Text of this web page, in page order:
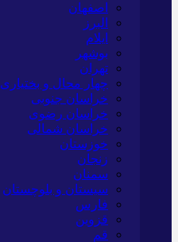
اصفهان
البرز
ایلام
بوشهر
تهران
چهار محال و بختیاری
خراسان جنوبی
خراسان رضوی
خراسان شمالی
خوزستان
زنجان
سمنان
سیستان و بلوچستان
فارس
قزوین
قم